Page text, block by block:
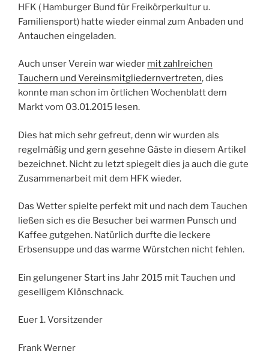
HFK ( Hamburger Bund für Freikörperkultur u.
Familiensport) hatte wieder einmal zum Anbaden und
Antauchen eingeladen.
Auch unser Verein war wieder mit zahlreichen
Tauchern und Vereinsmitgliedernvertreten, dies
konnte man schon im örtlichen Wochenblatt dem
Markt vom 03.01.2015 lesen.
Dies hat mich sehr gefreut, denn wir wurden als
regelmäßig und gern gesehne Gäste in diesem Artikel
bezeichnet. Nicht zu letzt spiegelt dies ja auch die gute
Zusammenarbeit mit dem HFK wieder.
Das Wetter spielte perfekt mit und nach dem Tauchen
ließen sich es die Besucher bei warmen Punsch und
Kaffee gutgehen. Natürlich durfte die leckere
Erbsensuppe und das warme Würstchen nicht fehlen.
Ein gelungener Start ins Jahr 2015 mit Tauchen und
geselligem Klönschnack.
Euer 1. Vorsitzender
Frank Werner